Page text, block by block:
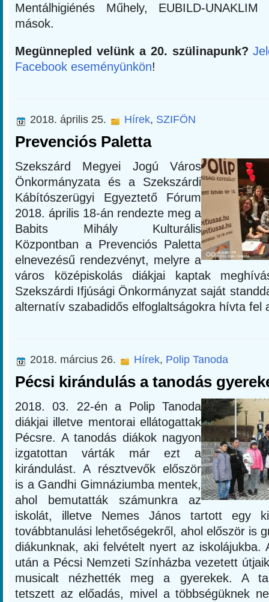
Mentálhigiénés Műhely, EUBILD-
mások.
Megünnepled velünk a 20. szülinapunk?
Facebook eseményünkön!
2018. április 25. Hírek, SZIFÖN
Prevenciós Paletta
Szekszárd Megyei Jogú Város
Önkormányzata és a Szekszárdi
Kábítószerügyi Egyeztető Fórum
2018. április 18-án rendezte meg a
Babits Mihály Kulturális
Központban a Prevenciós Paletta
elnevezésű rendezvényt, melyre a
város középiskolás diákjai kaptak
Szekszárdi Ifjúsági Önkormányzat saját
alternatív szabadidős elfoglaltságokra hívta fel
2018. március 26. Hírek, Polip Tanoda
Pécsi kirándulás a tanodás
2018. 03. 22-én a Polip Tanoda
diákjai illetve mentorai ellátogattak
Pécsre. A tanodás diákok nagyon
izgatottan várták már ezt a
kirándulást. A résztvevők először
is a Gandhi Gimnáziumba mentek,
ahol bemutatták számunkra az
iskolát, illetve Nemes János tartott egy
továbbtanulási lehetőségekről, ahol először is
diákunknak, aki felvételt nyert az iskolájukba.
után a Pécsi Nemzeti Színházba vezetett
musicalt nézhették meg a gyerekek. A
tetszett az előadás, mivel a többségüknek